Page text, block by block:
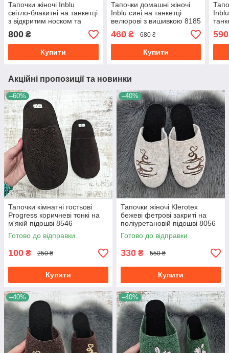
Тапочки жіночі Inblu
світло-блакитні на танкетці
з відкритим носком та
хутряним помпоном 2713-
3
800 ₴
Купити
Тапочки домашні жіночі
Inblu сині на танкетці
велюрові з вишивкою 8185
460₴ 680 ₴
Купити
590
Акційні пропозиції та новинки
–60%
Тапочки кімнатні гостьові
Progress коричневі тонкі на
м'якій підошві 8546
Готово до відправки
100 ₴ 250 ₴
Купити
–40%
Тапочки жіночі Klerotex
бежеві фетрові закриті на
поліуретановій підошві 8056
Готово до відправки
330 ₴ 550 ₴
Купити
–40% –40%